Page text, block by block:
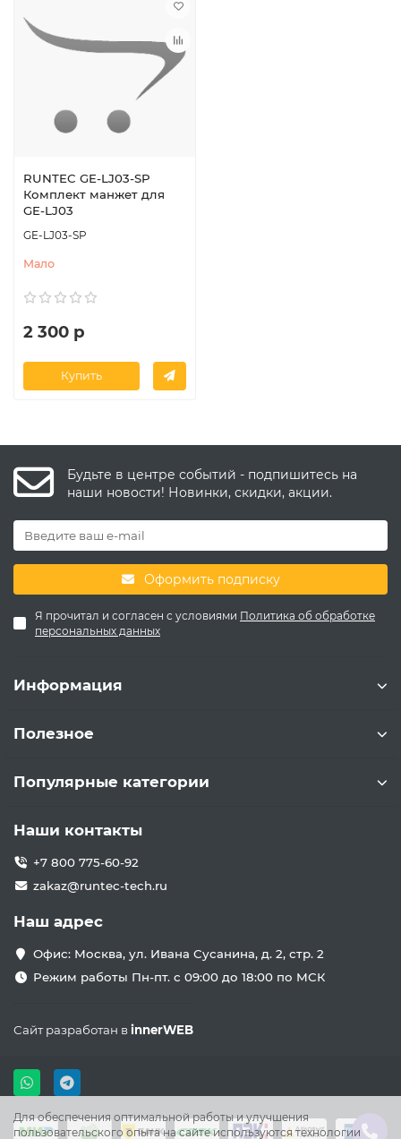
RUNTEC GE-LJ03-SP
Комплект манжет для
GE-LJ03
GE-LJ03-SP
Мало
2 300 р
Купить
Для обеспечения оптимальной работы и улучшения
пользовательского опыта на сайте используются технологии
Будьте в центре событий - подпишитесь на
наши новости! Новинки, скидки, акции.
Оформить подписку
Я прочитал и согласен с условиями Политика об обработке
персональных данных
Информация
Полезное
Популярные категории
Наши контакты
+7 800 775-60-92
zakaz@runtec-tech.ru
Наш адрес
Офис: Москва, ул. Ивана Сусанина, д. 2, стр. 2
Режим работы Пн-пт. с 09:00 до 18:00 по МСК
Сайт разработан вinnerWEB